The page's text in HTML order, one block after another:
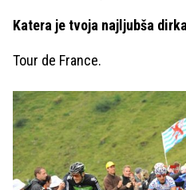
Katera je tvoja najljubša
Tour de France.